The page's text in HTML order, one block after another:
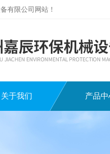
有限公司网站！
关于我们 产品中